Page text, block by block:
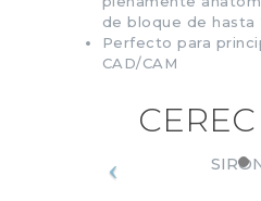
de bloque de hasta
Perfecto para
CAD/CAM